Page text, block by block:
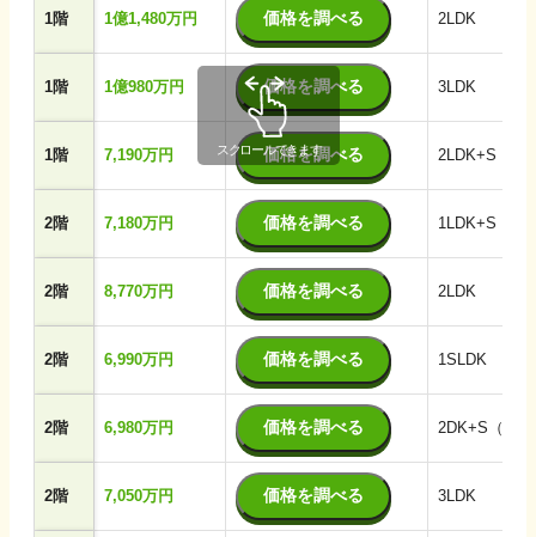
1階 1億1,480万円 価格を調べる 2LDK
1階 1億980万円 価格を調べる 3LDK
1階 7,190万円 価格を調べる 2LDK+S（納
2階 7,180万円 価格を調べる 1LDK+S（納
2階 8,770万円 価格を調べる 2LDK
2階 6,990万円 価格を調べる 1SLDK
2階 6,980万円 価格を調べる 2DK+S（納
2階 7,050万円 価格を調べる 3LDK